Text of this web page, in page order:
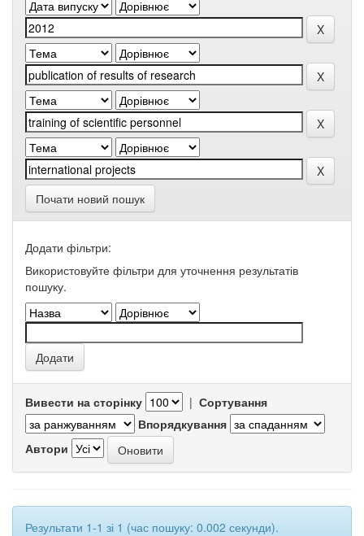
Почати новий пошук
Додати фільтри:
Використовуйте фільтри для уточнення результатів
пошуку.
Вивести на сторінку | Сортування
Впорядкування
Автори
Результати 1-1 зі 1 (час пошуку: 0.002 секунди).